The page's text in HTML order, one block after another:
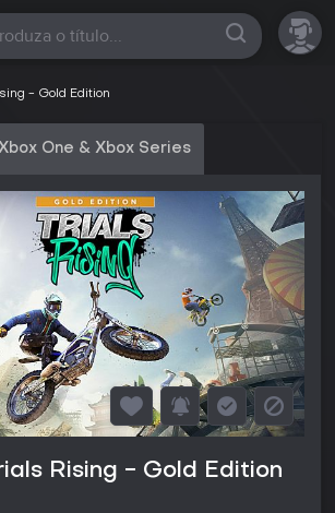
- Gold Edition
Xbox One & Xbox Series
Rising - Gold Edition